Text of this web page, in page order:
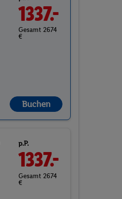
1337.-
Gesamt 2674
€
Buchen
p.P.
1337.-
Gesamt 2674
€